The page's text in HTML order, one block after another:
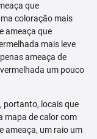
que
coloração mais
ameaça que
mais leve
ameaça de
um pouco
portanto, locais que
mapa de calor com
ameaça, um raio um